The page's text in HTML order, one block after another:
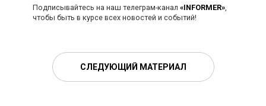
Подписывайтесь на наш телеграм-канал «INFORMER»,
чтобы быть в курсе всех новостей и событий!
СЛЕДУЮЩИЙ МАТЕРИАЛ